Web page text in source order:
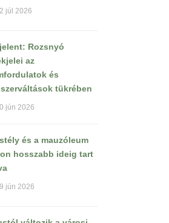
júl 2026
Rozsnyó
az
és
tükrében
jún 2026
és a mauzóleum
hosszabb ideig tart
jún 2026